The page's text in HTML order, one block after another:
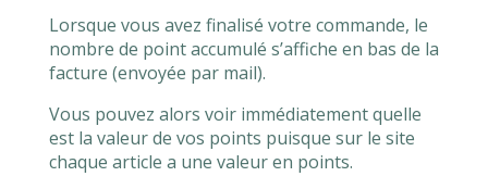
Lorsque vous avez finalisé votre commande, le
nombre de point accumulé s’affiche en bas de la
facture (envoyée par mail).
Vous pouvez alors voir immédiatement quelle
est la valeur de vos points puisque sur le site
chaque article a une valeur en points.